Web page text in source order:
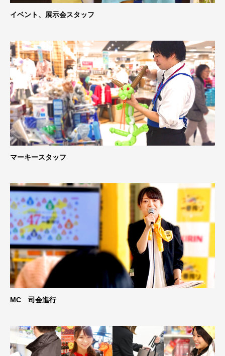
イベント、展示会スタッフ
マーキースタッフ
MC 司会進行